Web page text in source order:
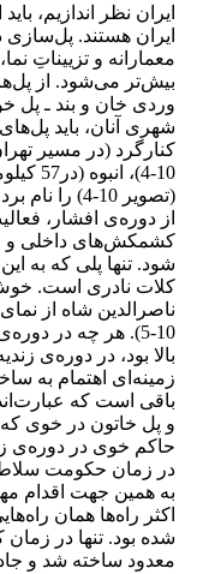
ایران نظر اندازیم،
ایران هستند.
معمارانه و تزییناتِ
بیش‌تر می‌شود. از
وردی خان و بند ـ پل
شهری آنان، باید
کنارگرد (در مسیر
10-
(تصویر 10-4) را نام برد.
از دوره‌ی افشار،
کشمکش‌های داخلی و
شود. تنها پلی که به
کلات نادری است.
ناصرالدین شاه از
10-5). هر چه در
بالا بود، در دوره‌ی
زمینه‌ای اهتمام به
باقی است که
و پل خاتون در خوی که
حاکم خوی در دوره‌ی
در زمان حکومت
به همین جهت اقدام
اکثر راه‌ها همان
شده بود. تنها در
معدود ساخته شد و